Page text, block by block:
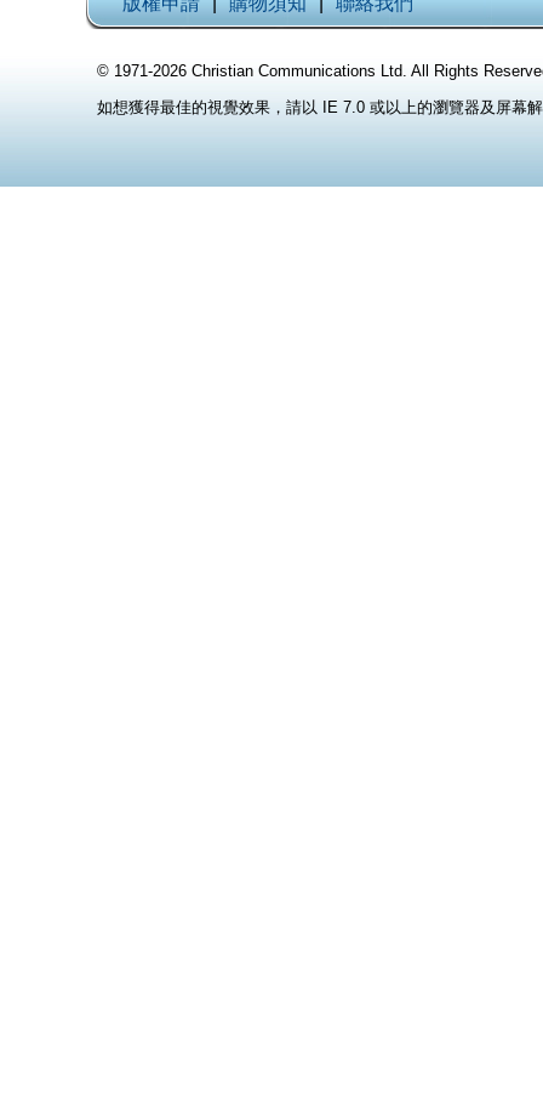
© 1971-2026 Christian Communications Ltd. All Rights
如想獲得最佳的視覺效果，請以 IE 7.0 或以上的瀏覽器及屏幕